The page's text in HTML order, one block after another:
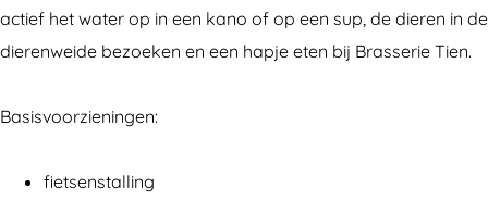
e
p
n
C
u
z
p
n
u
z
p
n
actief het water op in een kano of op een sup, de dieren in de
dierenweide bezoeken en een hapje eten bij Brasserie Tien.
Basisvoorzieningen:
fietsenstalling